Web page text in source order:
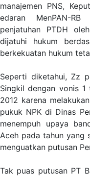
manajemen PNS,
edaran MenPAN-
penjatuhan PTDH
dijatuhi hukum
berkekuatan hukum
Seperti diketahui, Zz
Singkil dengan vonis
2012 karena
pukuk NPK di Dinas
menempuh upaya
Aceh pada tahun yang
menguatkan putusan
Tak puas putusan PT